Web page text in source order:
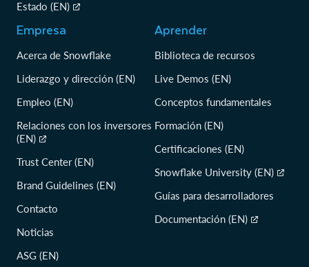
Estado (EN)
Empresa
Acerca de Snowflake
Liderazgo y dirección (EN)
Empleo (EN)
Relaciones con los inversores
(EN)
Trust Center (EN)
Brand Guidelines (EN)
Contacto
Noticias
ASG (EN)
Aprender
Biblioteca de recursos
Live Demos (EN)
Conceptos fundamentales
Formación (EN)
Certificaciones (EN)
Snowflake University (EN)
Guías para desarrolladores
Documentación (EN)